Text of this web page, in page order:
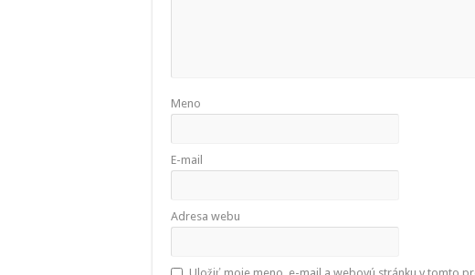
Meno
E-mail
Adresa webu